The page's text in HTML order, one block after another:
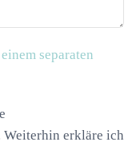
separaten
Weiterhin erkläre ich